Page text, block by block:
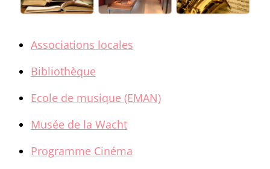
Associations locales
Bibliothèque
Ecole de musique (EMAN)
Musée de la Wacht
Programme Cinéma